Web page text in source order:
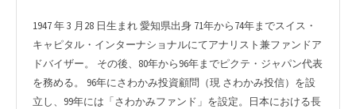
1947 年 3 月28 日生まれ 愛知県出身 71年から74年までスイス・
キャピタル・インターナショナルにてアナリスト兼ファンドア
ドバイザー。 その後、80年から96年までピクテ・ジャパン代表
を務める。 96年にさわかみ投資顧問（現 さわかみ投信）を設
立し、99年には「さわかみファンド」を設定。日本における長